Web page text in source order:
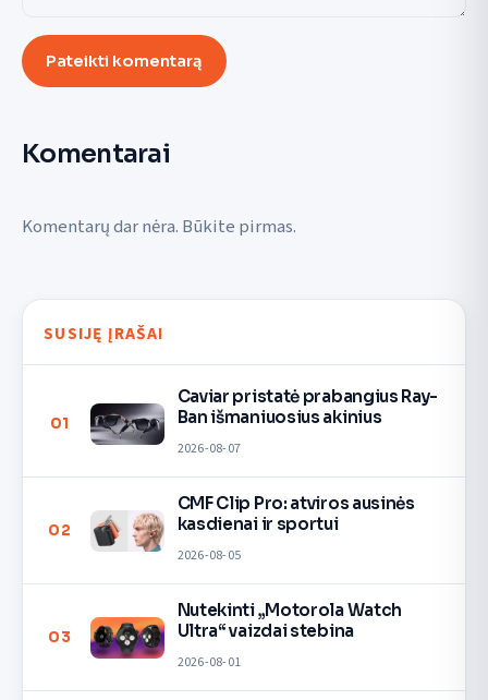
Pateikti komentarą
Komentarai
Komentarų dar nėra. Būkite pirmas.
SUSIJĘ ĮRAŠAI
01
Caviar pristatė prabangius Ray-
Ban išmaniuosius akinius
2026-08-07
02
CMF Clip Pro: atviros ausinės
kasdienai ir sportui
2026-08-05
03
Nutekinti „Motorola Watch
Ultra“ vaizdai stebina
2026-08-01